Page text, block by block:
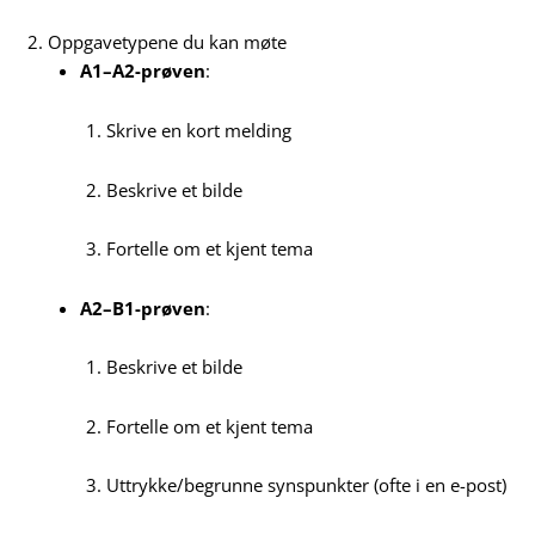
2. Oppgavetypene du kan møte
A1–A2-prøven:
Skrive en kort melding
Beskrive et bilde
Fortelle om et kjent tema
A2–B1-prøven:
Beskrive et bilde
Fortelle om et kjent tema
Uttrykke/begrunne synspunkter (ofte i en e-post)